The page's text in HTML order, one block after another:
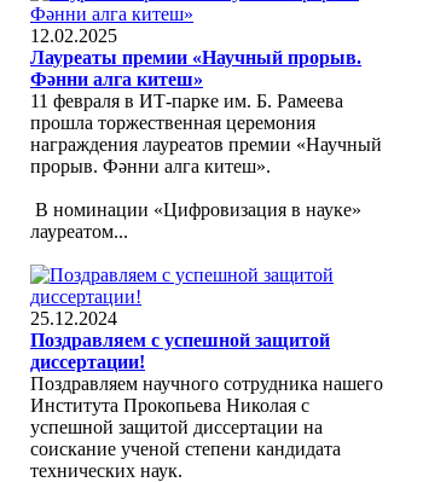
12.02.2025
Лауреаты премии «Научный прорыв.
Фәнни алга китеш»
11 февраля в ИТ-парке им. Б. Рамеева
прошла торжественная церемония
награждения лауреатов премии «Научный
прорыв. Фәнни алга китеш».
В номинации «Цифровизация в науке»
лауреатом...
25.12.2024
Поздравляем с успешной защитой
диссертации!
Поздравляем научного сотрудника нашего
Института Прокопьева Николая с
успешной защитой диссертации на
соискание ученой степени кандидата
технических наук.